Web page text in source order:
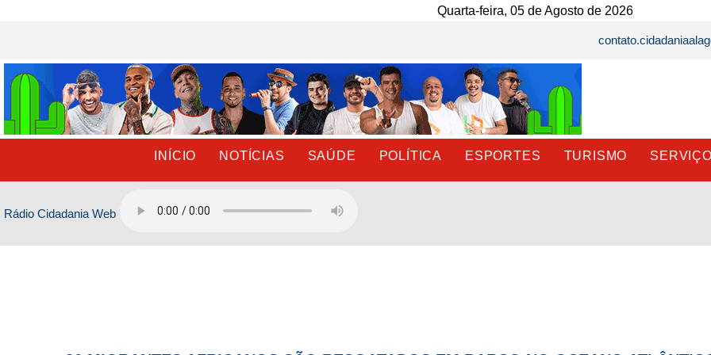
Quarta-feira, 05 de Agosto de 2026
conteúdo
INÍCIO NOTÍCIAS SAÚDE POLÍTICA ESPORTES TURISMO
Rádio Cidadania Web